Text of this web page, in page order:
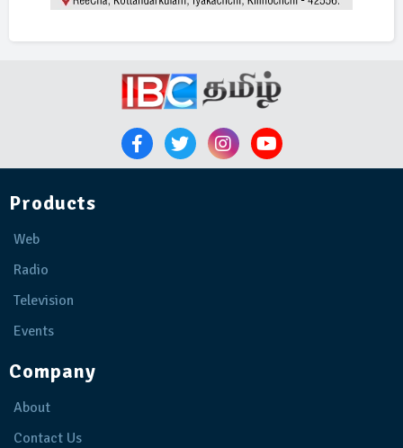
Products
Web
Radio
Television
Events
Company
About
Contact Us